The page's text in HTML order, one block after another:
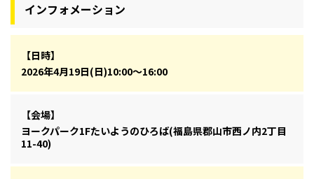
インフォメーション
【日時】
2026年4月19日(日)10:00～16:00
【会場】
ヨークパーク1Fたいようのひろば(福島県郡山市西ノ内2丁目
11-40)